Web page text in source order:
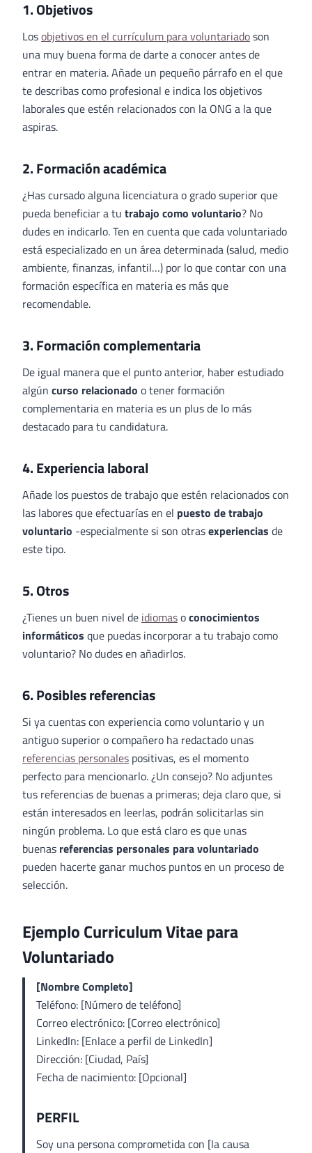
1. Objetivos
Losobjetivos en el currículum para voluntariadoson
una muy buena forma de darte a conocer antes de
entrar en materia. Añade un pequeño párrafo en el que
te describas como profesional e indica los objetivos
laborales que estén relacionados con la ONG a la que
aspiras.
2. Formación académica
¿Has cursado alguna licenciatura o grado superior que
pueda beneficiar a tu trabajo como voluntario? No
dudes en indicarlo. Ten en cuenta que cada voluntariado
está especializado en un área determinada (salud, medio
ambiente, finanzas, infantil…) por lo que contar con una
formación específica en materia es más que
recomendable.
3. Formación complementaria
De igual manera que el punto anterior, haber estudiado
algún curso relacionado o tener formación
complementaria en materia es un plus de lo más
destacado para tu candidatura.
4. Experiencia laboral
Añade los puestos de trabajo que estén relacionados con
las labores que efectuarías en el puesto de trabajo
voluntario -especialmente si son otrasexperiencias de
este tipo.
5. Otros
¿Tienes un buen nivel de idiomasoconocimientos
informáticos que puedas incorporar a tu trabajo como
voluntario? No dudes en añadirlos.
6. Posibles referencias
Si ya cuentas con experiencia como voluntario y un
antiguo superior o compañero ha redactado unas
referencias personales positivas, es el momento
perfecto para mencionarlo. ¿Un consejo? No adjuntes
tus referencias de buenas a primeras; deja claro que, si
están interesados en leerlas, podrán solicitarlas sin
ningún problema. Lo que está claro es que unas
buenas referencias personales para voluntariado
pueden hacerte ganar muchos puntos en un proceso de
selección.
Ejemplo Curriculum Vitae para
Voluntariado
[Nombre Completo]
Teléfono: [Número de teléfono]
Correo electrónico: [Correo electrónico]
LinkedIn: [Enlace a perfil de LinkedIn]
Dirección: [Ciudad, País]
Fecha de nacimiento: [Opcional]
PERFIL
Soy una persona comprometida con [la causa